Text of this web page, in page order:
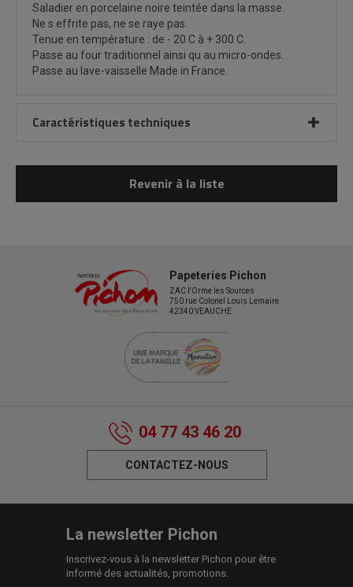
Saladier en porcelaine noire teintée dans la masse.
Ne s effrite pas, ne se raye pas.
Tenue en température : de - 20 C à + 300 C.
Passe au four traditionnel ainsi qu au micro-ondes.
Passe au lave-vaisselle Made in France.
Caractéristiques techniques
Revenir à la liste
Papeteries Pichon
ZAC l'Orme les Sources
750 rue Colonel Louis Lemaire
42340 VEAUCHE
04 77 43 46 20
CONTACTEZ-NOUS
La newsletter Pichon
Inscrivez-vous à la newsletter Pichon pour être
informé des actualités, promotions.